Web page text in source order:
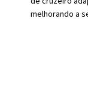
melhorando a